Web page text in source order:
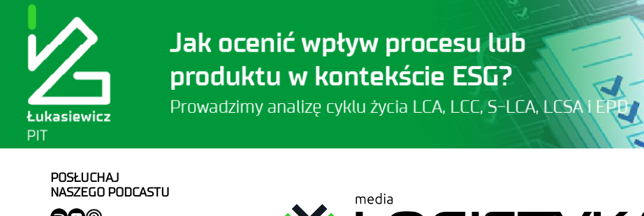
POSŁUCHAJ
NASZEGO PODCASTU